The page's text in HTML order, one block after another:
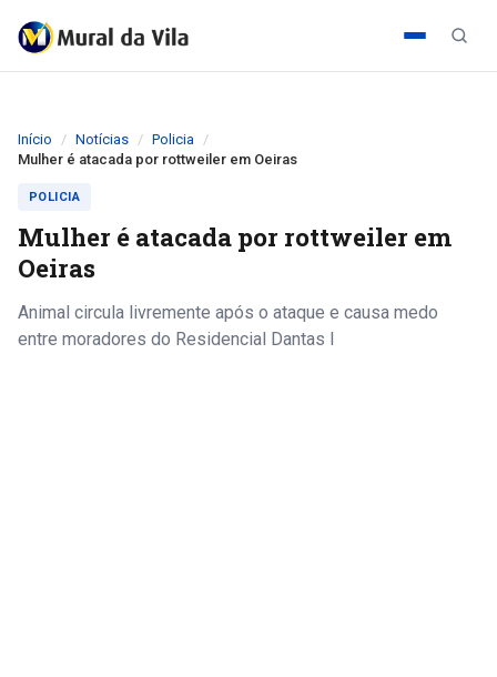
Início Notícias
Policia
Mulher é atacada por rottweiler em Oeiras
POLICIA
Mulher é atacada por rottweiler em
Oeiras
Animal circula livremente após o ataque e causa medo
entre moradores do Residencial Dantas I